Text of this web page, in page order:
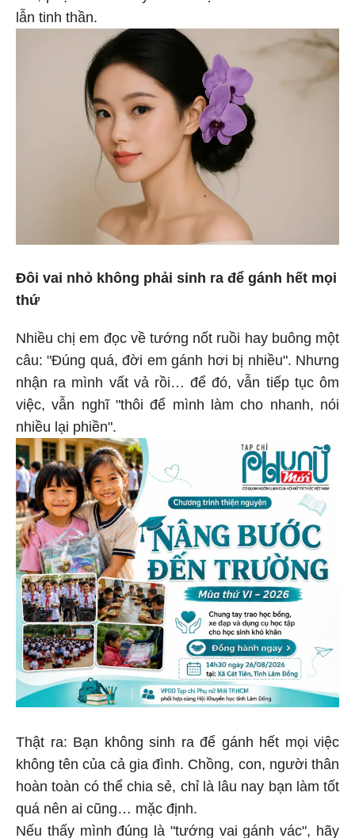
lẫn tinh thần.
Đôi vai nhỏ không phải sinh ra để gánh hết mọi
thứ
Nhiều chị em đọc về tướng nốt ruồi hay buông một
câu: "Đúng quá, đời em gánh hơi bị nhiều". Nhưng
nhận ra mình vất vả rồi… để đó, vẫn tiếp tục ôm
việc, vẫn nghĩ "thôi để mình làm cho nhanh, nói
nhiều lại phiền".
Thật ra: Bạn không sinh ra để gánh hết mọi việc
không tên của cả gia đình. Chồng, con, người thân
hoàn toàn có thể chia sẻ, chỉ là lâu nay bạn làm tốt
quá nên ai cũng… mặc định.
Nếu thấy mình đúng là "tướng vai gánh vác", hãy